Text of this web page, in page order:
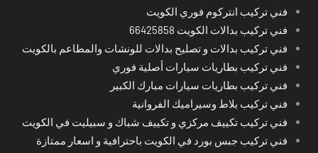
فني تركيب انتركوم فوري الكويت
فني تركيب بدالات الكويت 66425858
فني تركيب بدالات و تصليح بدالات للونشات والمطاعم بالكويت
فني تركيب بطاريات سيارات أصلية فوري
فني تركيب بطاريات سيارات مبارك الكبير
فني تركيب بلاط وسيراميك الفروانية
فني تركيب تكييف مركزي و تكييف شباك و سبيليت في الكويت
فني تركيب جبس بورد في الكويت باحترافية و اسعار ممتازة